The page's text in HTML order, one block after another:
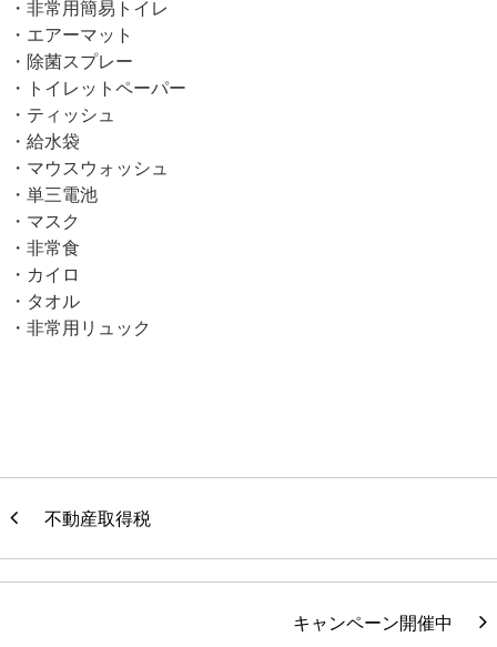
・非常用簡易トイレ
・エアーマット
・除菌スプレー
・トイレットペーパー
・ティッシュ
・給水袋
・マウスウォッシュ
・単三電池
・マスク
・非常食
・カイロ
・タオル
・非常用リュック
不動産取得税
キャンペーン開催中